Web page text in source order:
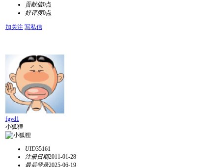
贡献值0点
好评度0点
加关注 写私信
fgyd1
小狐狸
UID35161
注册日期2011-01-28
最后登录2025-06-19